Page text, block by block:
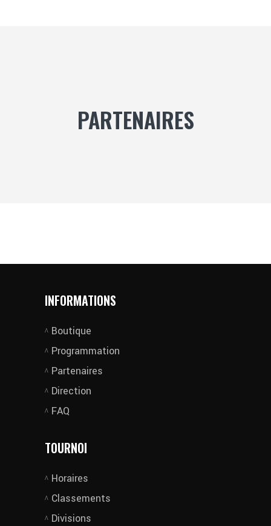
PARTENAIRES
INFORMATIONS
Boutique
Programmation
Partenaires
Direction
FAQ
TOURNOI
Horaires
Classements
Divisions